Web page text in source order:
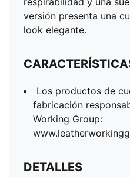
versión presenta una
look elegante.
Los productos de
fabricación
Working Group:
DETALLES